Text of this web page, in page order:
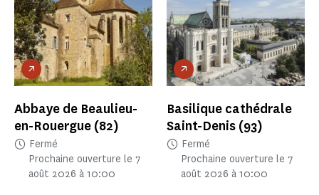
Abbaye de Beaulieu-
en-Rouergue (82)
Fermé
Prochaine ouverture le 7
août 2026 à 10:00
Basilique cathédrale
Saint-Denis (93)
Fermé
Prochaine ouverture le 7
août 2026 à 10:00